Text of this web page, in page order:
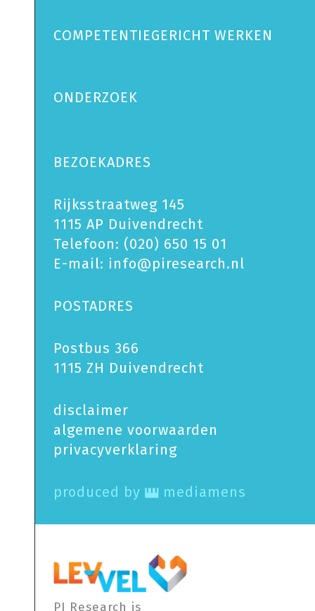
COMPETENTIEGERICHT WERKEN
ONDERZOEK
BEZOEKADRES
Rijksstraatweg 145
1115 AP Duivendrecht
Telefoon: (020) 650 15 01
E-mail: info@piresearch.nl
POSTADRES
Postbus 366
1115 ZH Duivendrecht
disclaimer
algemene voorwaarden
privacy­verklaring
produced by mediamens
PI Research is